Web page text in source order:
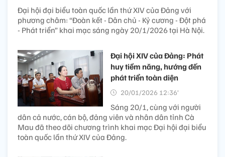
Đại hội đại biểu toàn quốc lần thứ XIV của Đảng với
phương châm: “Đoàn kết - Dân chủ - Kỷ cương - Đột phá
- Phát triển” khai mạc sáng ngày 20/1/2026 tại Hà Nội.
Đại hội XIV của Đảng: Phát
huy tiềm năng, hướng đến
phát triển toàn diện
20/01/2026 12:36’
Sáng 20/1, cùng với người
dân cả nước, cán bộ, đảng viên và nhân dân tỉnh Cà
Mau đã theo dõi chương trình khai mạc Đại hội đại biểu
toàn quốc lần thứ XIV của Đảng.